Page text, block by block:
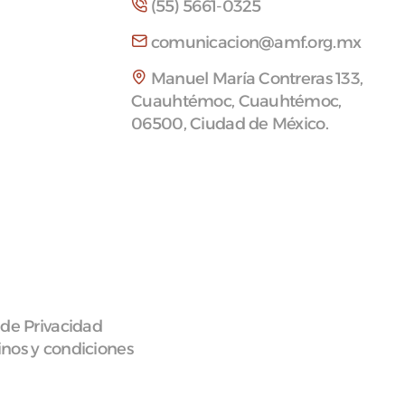
(55) 5661-0325
comunicacion@amf.org.mx
Manuel María Contreras 133,
Cuauhtémoc, Cuauhtémoc,
06500, Ciudad de México.
Privacidad
y condiciones